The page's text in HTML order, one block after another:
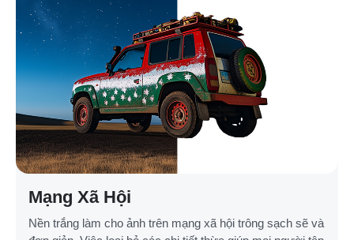
Mạng Xã Hội
Nền trắng làm cho ảnh trên mạng xã hội trông sạch sẽ và